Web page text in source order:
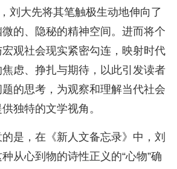
刘大先将其笔触极生动地伸向了
的、隐秘的精神空间。进而将个
观社会现实紧密勾连，映射时代
虑、挣扎与期待，以此引发读者
的思考，为观察和理解当代社会
独特的文学视角。
的是，在《新人文备忘录》中，刘
从心到物的诗性正义的“心物”确